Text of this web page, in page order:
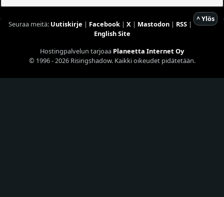
^ Ylös
Seuraa meitä: Uutiskirje | Facebook| X| Mastodon| RSS|
English Site
Hostingpalvelun tarjoaa Planeetta Internet Oy
© 1996 - 2026 Risingshadow. Kaikki oikeudet pidätetään.